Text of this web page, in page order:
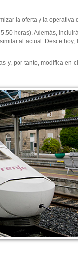
la oferta y la operativa
horas). Además,
al actual. Desde hoy,
y, por tanto, modifica en